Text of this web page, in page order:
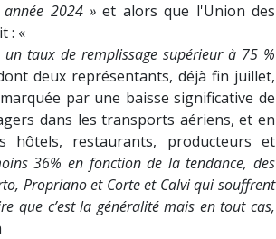
année 2024 »et alors que l'Union des
: «
taux de remplissage supérieur à 75 %
deux représentants, déjà fin juillet,
par une baisse significative de
dans les transports aériens, et en
hôtels, restaurants, producteurs et
36% en fonction de la tendance, des
Propriano et Corte et Calvi qui souffrent
que c’est la généralité mais en tout cas,